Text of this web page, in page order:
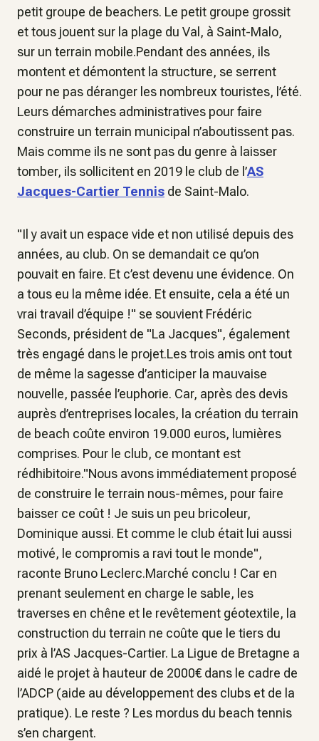
petit groupe de beachers. Le petit groupe grossit
et tous jouent sur la plage du Val, à Saint-Malo,
sur un terrain mobile.Pendant des années, ils
montent et démontent la structure, se serrent
pour ne pas déranger les nombreux touristes, l’été.
Leurs démarches administratives pour faire
construire un terrain municipal n’aboutissent pas.
Mais comme ils ne sont pas du genre à laisser
tomber, ils sollicitent en 2019 le club de l’AS
Jacques-Cartier Tennis de Saint-Malo.
"Il y avait un espace vide et non utilisé depuis des
années, au club. On se demandait ce qu’on
pouvait en faire. Et c’est devenu une évidence. On
a tous eu la même idée. Et ensuite, cela a été un
vrai travail d’équipe !" se souvient Frédéric
Seconds, président de "La Jacques", également
très engagé dans le projet.Les trois amis ont tout
de même la sagesse d’anticiper la mauvaise
nouvelle, passée l’euphorie. Car, après des devis
auprès d’entreprises locales, la création du terrain
de beach coûte environ 19.000 euros, lumières
comprises. Pour le club, ce montant est
rédhibitoire."Nous avons immédiatement proposé
de construire le terrain nous-mêmes, pour faire
baisser ce coût ! Je suis un peu bricoleur,
Dominique aussi. Et comme le club était lui aussi
motivé, le compromis a ravi tout le monde",
raconte Bruno Leclerc.Marché conclu ! Car en
prenant seulement en charge le sable, les
traverses en chêne et le revêtement géotextile, la
construction du terrain ne coûte que le tiers du
prix à l’AS Jacques-Cartier. La Ligue de Bretagne a
aidé le projet à hauteur de 2000€ dans le cadre de
l’ADCP (aide au développement des clubs et de la
pratique). Le reste ? Les mordus du beach tennis
s’en chargent.